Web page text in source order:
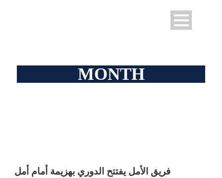
MONTH
فريق الأمل يفتتح الدوري بهزيمة أمام أمل